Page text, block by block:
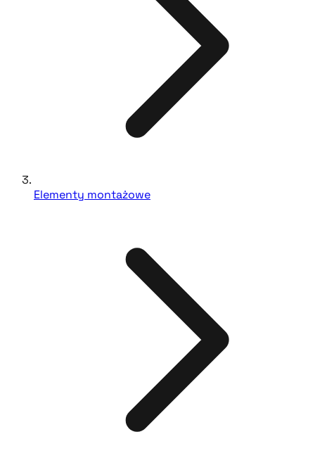
Elementy montażowe